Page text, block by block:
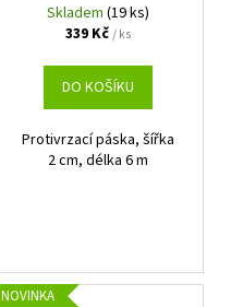
Skladem (19 ks)
339 Kč/ ks
DO KOŠÍKU
Protivrzací páska, šířka
2 cm, délka 6 m
NOVINKA